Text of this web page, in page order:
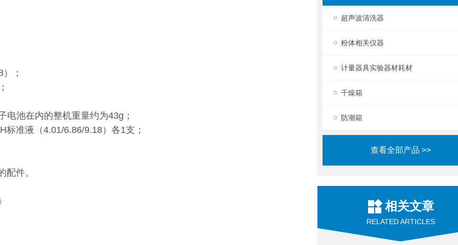
超声波清洗器
粉体相关仪器
计量器具实验器材耗材
干燥箱
防潮箱
查看全部产品 >>
相关文章
RELATED ARTICLES
；
池在内的整机重量约为43g；
准液（4.01/6.86/9.18）各1支；
件。